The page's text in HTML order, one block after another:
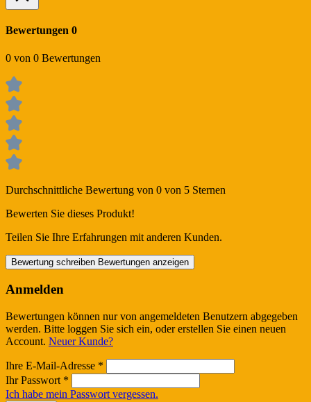
Bewertungen 0
0 von 0 Bewertungen
Durchschnittliche Bewertung von 0 von 5 Sternen
Bewerten Sie dieses Produkt!
Teilen Sie Ihre Erfahrungen mit anderen Kunden.
Bewertung schreiben Bewertungen anzeigen
Anmelden
Bewertungen können nur von angemeldeten Benutzern abgegeben
werden. Bitte loggen Sie sich ein, oder erstellen Sie einen neuen
Account. Neuer Kunde?
Ihre E-Mail-Adresse *
Ihr Passwort *
Ich habe mein Passwort vergessen.